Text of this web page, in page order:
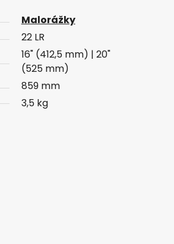
Malorážky
22 LR
16" (412,5 mm) | 20"
(525 mm)
859 mm
3,5 kg